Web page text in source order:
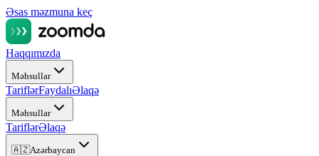
Əsas məzmuna keç
Haqqımızda
Məhsullar
TariflərFaydalıƏlaqə
Məhsullar
TariflərƏlaqə
🇦🇿Azərbaycan